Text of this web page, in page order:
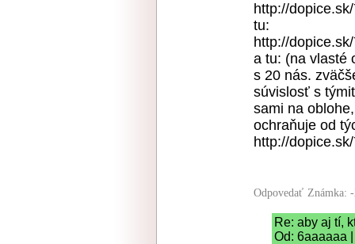
http://
tu:
http://
a tu: (na vlasté
s 20 nás.
súvislosť s
sami na
ochraňuje od
http://
Odpovedať Známka:
Re: aby aj tí,
Od: 6aaaaaa